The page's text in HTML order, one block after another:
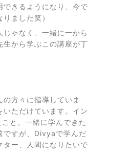
きるようになり、今で
ました笑）
ゃなく、一緒に一から
から学ぶこの講座が丁
方々に指導していま
ただけています。イン
と、一緒に学んできた
ですが、Divyaで学んだ
ター、人間になりたいで